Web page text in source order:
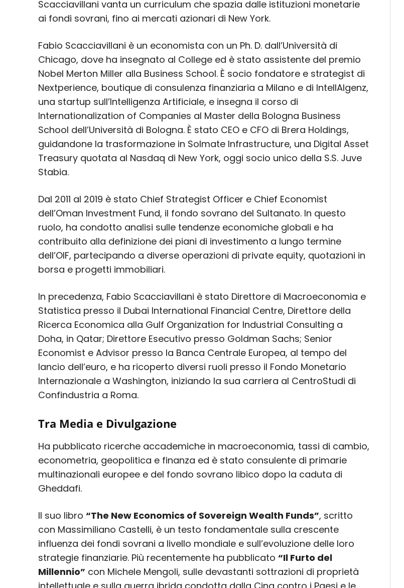
Scacciavillani vanta un curriculum che spazia dalle istituzioni monetarie
ai fondi sovrani, fino ai mercati azionari di New York.
Fabio Scacciavillani è un economista con un Ph. D. dall’Università di
Chicago, dove ha insegnato al College ed è stato assistente del premio
Nobel Merton Miller alla Business School. È socio fondatore e strategist di
Nextperience, boutique di consulenza finanziaria a Milano e di IntellAIgenz,
una startup sull’Intelligenza Artificiale, e insegna il corso di
Internationalization of Companies al Master della Bologna Business
School dell’Università di Bologna. È stato CEO e CFO di Brera Holdings,
guidandone la trasformazione in Solmate Infrastructure, una Digital Asset
Treasury quotata al Nasdaq di New York, oggi socio unico della S.S. Juve
Stabia.
Dal 2011 al 2019 è stato Chief Strategist Officer e Chief Economist
dell’Oman Investment Fund, il fondo sovrano del Sultanato. In questo
ruolo, ha condotto analisi sulle tendenze economiche globali e ha
contribuito alla definizione dei piani di investimento a lungo termine
dell’OIF, partecipando a diverse operazioni di private equity, quotazioni in
borsa e progetti immobiliari.
In precedenza, Fabio Scacciavillani è stato Direttore di Macroeconomia e
Statistica presso il Dubai International Financial Centre, Direttore della
Ricerca Economica alla Gulf Organization for Industrial Consulting a
Doha, in Qatar; Direttore Esecutivo presso Goldman Sachs; Senior
Economist e Advisor presso la Banca Centrale Europea, al tempo del
lancio dell’euro, e ha ricoperto diversi ruoli presso il Fondo Monetario
Internazionale a Washington, iniziando la sua carriera al CentroStudi di
Confindustria a Roma.
Tra Media e Divulgazione
Ha pubblicato ricerche accademiche in macroeconomia, tassi di cambio,
econometria, geopolitica e finanza ed è stato consulente di primarie
multinazionali europee e del fondo sovrano libico dopo la caduta di
Gheddafi.
Il suo libro “The New Economics of Sovereign Wealth Funds”, scritto
con Massimiliano Castelli, è un testo fondamentale sulla crescente
influenza dei fondi sovrani a livello mondiale e sull’evoluzione delle loro
strategie finanziarie. Più recentemente ha pubblicato “Il Furto del
Millennio” con Michele Mengoli, sulle devastanti sottrazioni di proprietà